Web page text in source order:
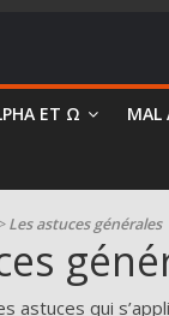
ET Ω MAL
Les astuces générales
astuces qui